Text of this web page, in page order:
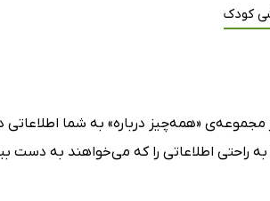
کودک
مجموعه‌ی «همه‌چیز درباره» به شما
راحتی اطلاعاتی را که می‌خواهند به دست